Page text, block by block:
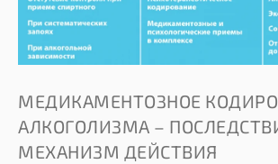
МЕДИКАМЕНТОЗНОЕ
АЛКОГОЛИЗМА –
МЕХАНИЗМ ДЕЙСТВИЯ